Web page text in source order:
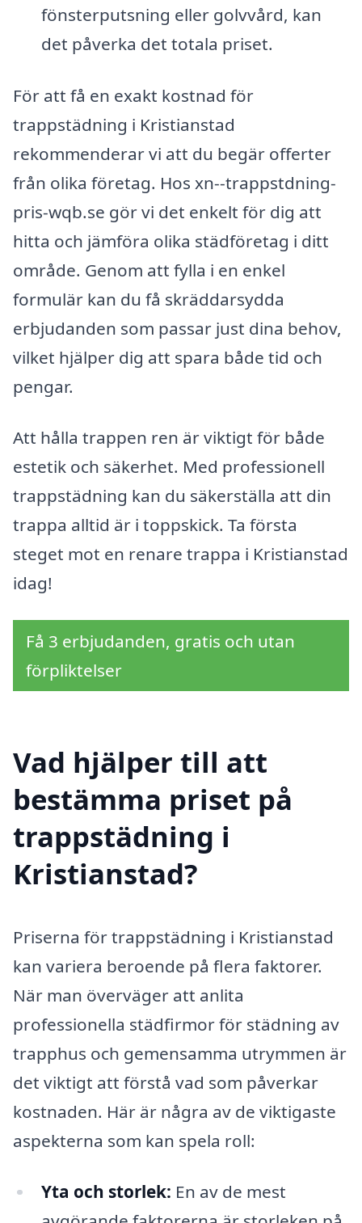
fönsterputsning eller golvvård, kan
det påverka det totala priset.
För att få en exakt kostnad för
trappstädning i Kristianstad
rekommenderar vi att du begär offerter
från olika företag. Hos xn--trappstdning-
pris-wqb.se gör vi det enkelt för dig att
hitta och jämföra olika städföretag i ditt
område. Genom att fylla i en enkel
formulär kan du få skräddarsydda
erbjudanden som passar just dina behov,
vilket hjälper dig att spara både tid och
pengar.
Att hålla trappen ren är viktigt för både
estetik och säkerhet. Med professionell
trappstädning kan du säkerställa att din
trappa alltid är i toppskick. Ta första
steget mot en renare trappa i Kristianstad
idag!
Få 3 erbjudanden, gratis och utan
förpliktelser
Vad hjälper till att
bestämma priset på
trappstädning i
Kristianstad?
Priserna för trappstädning i Kristianstad
kan variera beroende på flera faktorer.
När man överväger att anlita
professionella städfirmor för städning av
trapphus och gemensamma utrymmen är
det viktigt att förstå vad som påverkar
kostnaden. Här är några av de viktigaste
aspekterna som kan spela roll:
Yta och storlek: En av de mest